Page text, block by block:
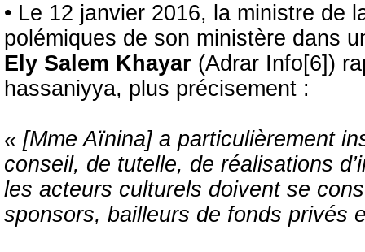
• Le 12 janvier 2016, la ministre de
polémiques de son ministère dans
Ely Salem Khayar (Adrar Info[6])
hassaniyya, plus précisement :
« [Mme Aïnina] a particulièrement
conseil, de tutelle, de réalisations
les acteurs culturels doivent se
sponsors, bailleurs de fonds privés